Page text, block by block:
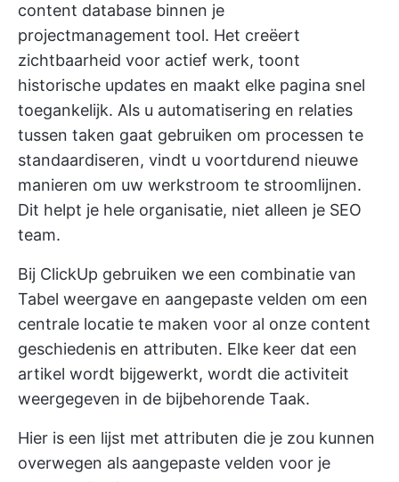
content database binnen je
projectmanagement tool. Het creëert
zichtbaarheid voor actief werk, toont
historische updates en maakt elke pagina snel
toegankelijk. Als u automatisering en relaties
tussen taken gaat gebruiken om processen te
standaardiseren, vindt u voortdurend nieuwe
manieren om uw werkstroom te stroomlijnen.
Dit helpt je hele organisatie, niet alleen je SEO
team.
Bij ClickUp gebruiken we een combinatie van
Tabel weergave en aangepaste velden om een
centrale locatie te maken voor al onze content
geschiedenis en attributen. Elke keer dat een
artikel wordt bijgewerkt, wordt die activiteit
weergegeven in de bijbehorende Taak.
Hier is een lijst met attributen die je zou kunnen
overwegen als aangepaste velden voor je